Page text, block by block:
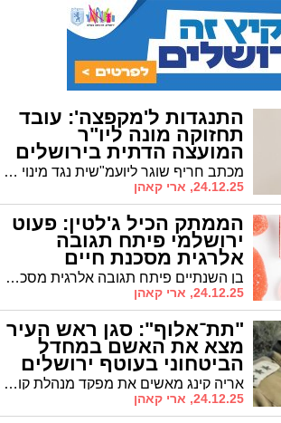
התנגדות ל'מקפצה': עובד
תחזוקה מונה ליו"ר
המועצה הדתית בירושלים
מכתב חריף שוגר ליועמ"שית נגד מינוי היו"ר החדש חננאל שם טוב: "אינו עומד בתנאי הסף - היה עובד תחזוקה בעמותה של אביו"
24.12.25, ארי קאהן
הממתק הכיל ג'לטין: פעוט
ירושלמי פיתח תגובה
אלרגית מסכנת חיים
בן השנתיים פיתח תגובה אלרגית מסכנת חיים בביתו ברמת אשכול • חובש הזריק לו אפיפן והציל את חייו
24.12.25, ארי קאהן
"תת־אלוף": סגן ראש העיר
מצא את האשם במחדל
הביטחוני בעוטף ירושלים
אריה קינג מאשים את מפקד מנהלת קו התפר בכשלים שנחשפו בדו"ח מבקר המדינה • קורא לרמטכ"ל להוציאו לפנסיה "ויפה שעה אחת קודם"
24.12.25, ארי קאהן